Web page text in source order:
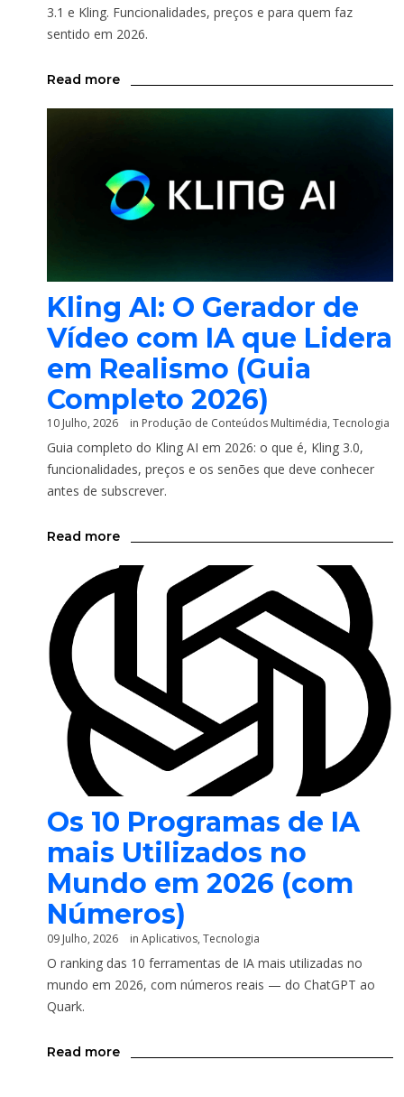
3.1 e Kling. Funcionalidades, preços e para quem faz
sentido em 2026.
Read more
Kling AI: O Gerador de
Vídeo com IA que Lidera
em Realismo (Guia
Completo 2026)
10 Julho, 2026 in Produção de Conteúdos Multimédia, Tecnologia
Guia completo do Kling AI em 2026: o que é, Kling 3.0,
funcionalidades, preços e os senões que deve conhecer
antes de subscrever.
Read more
Os 10 Programas de IA
mais Utilizados no
Mundo em 2026 (com
Números)
09 Julho, 2026 in Aplicativos, Tecnologia
O ranking das 10 ferramentas de IA mais utilizadas no
mundo em 2026, com números reais — do ChatGPT ao
Quark.
Read more